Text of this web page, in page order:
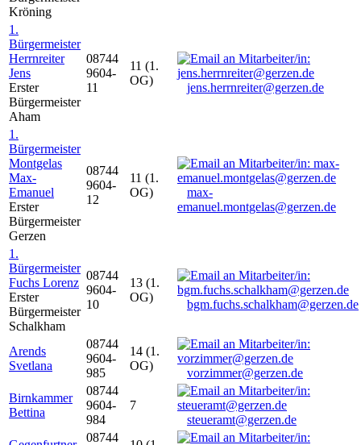
Kröning
1.
Bürgermeister
Herrnreiter
Jens
Erster
Bürgermeister
Aham
08744
9604-
11
11 (1.
OG)
jens.herrnreiter@gerzen.de
1.
Bürgermeister
Montgelas
Max-
Emanuel
Erster
Bürgermeister
Gerzen
08744
9604-
12
11 (1.
OG)
max-
emanuel.montgelas@gerzen.de
1.
Bürgermeister
Fuchs Lorenz
Erster
Bürgermeister
Schalkham
08744
9604-
10
13 (1.
OG)
bgm.fuchs.schalkham@gerzen.de
Arends
Svetlana
08744
9604-
985
14 (1.
OG)
vorzimmer@gerzen.de
Birnkammer
Bettina
08744
9604-
984
7
steueramt@gerzen.de
08744